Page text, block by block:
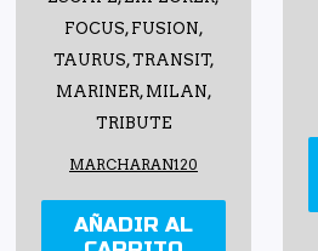
FOCUS, FUSION,
TAURUS, TRANSIT,
MARINER, MILAN,
TRIBUTE
MARCHARAN120
AÑADIR AL